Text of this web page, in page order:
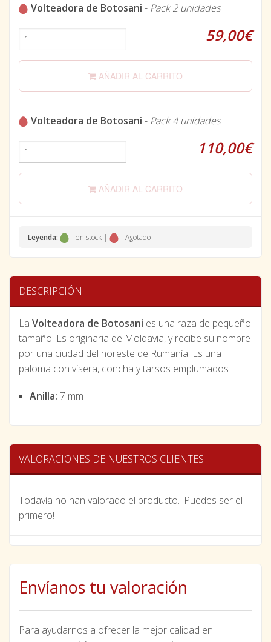
Volteadora de Botosani - Pack 2 unidades
59,00€
AÑADIR AL CARRITO
Volteadora de Botosani - Pack 4 unidades
110,00€
AÑADIR AL CARRITO
Leyenda: - en stock | - Agotado
DESCRIPCIÓN
La Volteadora de Botosani es una raza de pequeño
tamaño. Es originaria de Moldavia, y recibe su nombre
por una ciudad del noreste de Rumanía. Es una
paloma con visera, concha y tarsos emplumados
Anilla: 7 mm
VALORACIONES DE NUESTROS CLIENTES
Todavía no han valorado el producto. ¡Puedes ser el
primero!
Envíanos tu valoración
Para ayudarnos a ofrecer la mejor calidad en